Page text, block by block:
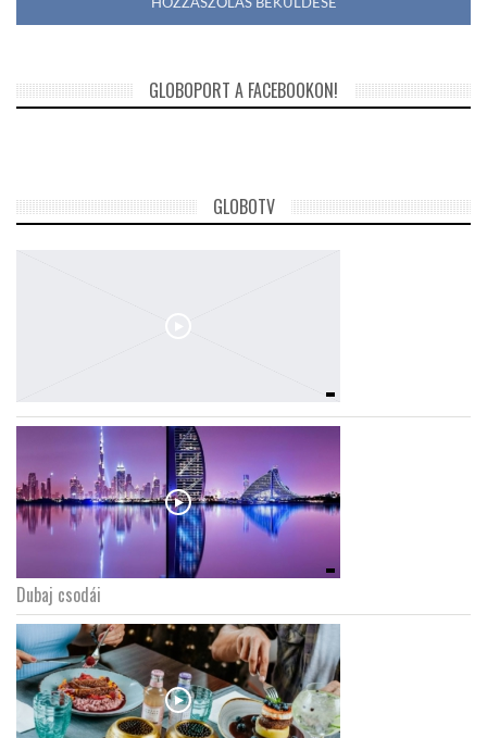
GLOBOPORT A FACEBOOKON!
GLOBOTV
Dubaj csodái